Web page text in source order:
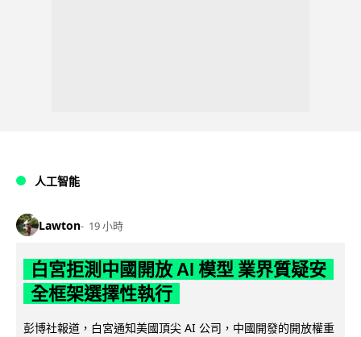
人工智能
Lawton 19 小時
白宮拒測中國開放 AI 模型 業界質疑安
全框架選擇性執行
彭博社報道，白宮通知美國頂尖 AI 公司，中國開發的開放權重